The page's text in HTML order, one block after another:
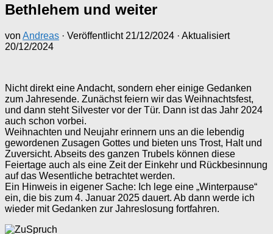
Bethlehem und weiter
von Andreas · Veröffentlicht 21/12/2024 · Aktualisiert
20/12/2024
Nicht direkt eine Andacht, sondern eher einige Gedanken
zum Jahresende. Zunächst feiern wir das Weihnachtsfest,
und dann steht Silvester vor der Tür. Dann ist das Jahr 2024
auch schon vorbei.
Weihnachten und Neujahr erinnern uns an die lebendig
gewordenen Zusagen Gottes und bieten uns Trost, Halt und
Zuversicht. Abseits des ganzen Trubels können diese
Feiertage auch als eine Zeit der Einkehr und Rückbesinnung
auf das Wesentliche betrachtet werden.
Ein Hinweis in eigener Sache: Ich lege eine „Winterpause“
ein, die bis zum 4. Januar 2025 dauert. Ab dann werde ich
wieder mit Gedanken zur Jahreslosung fortfahren.